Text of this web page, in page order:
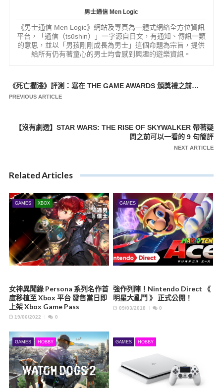
男士通信 Men Logic
《男士通信 Men Logic》網站及專頁為一體式網絡全方位資訊
平台，「通信（tsūshin）」一字源自日文，有通知、傳訊一類
的意思，並以「男孩剛剛成長為男士」這個命題為宗旨，提供
給所有仍有著童心的男士均會感到興趣的遊樂資訊。
文
導
覽
《死亡擱淺》評測：寫在 THE GAME AWARDS 頒獎禮之前…
PREVIOUS ARTICLE
【沒有劇透】STAR WARS: THE RISE OF SKYWALKER 帶著疑
問之前可以一看的 9 句簡評
NEXT ARTICLE
Related Articles
GAMES XBOX
女神異聞錄 Persona 系列名作首
度移植至 Xbox 平台 發售當日即
上架 Xbox Game Pass
19/06/2022 0
GAMES
強作列陣！Nintendo Direct 《
明星大亂鬥 》 正式公開！
09/03/2018 0
GAMES HOBBY GAMES HOBBY